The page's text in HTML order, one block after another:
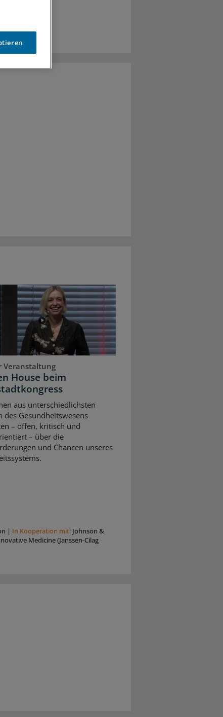
Veranstaltung
House beim
aus unterschiedlichsten
des Gesundheitswesens
– offen, kritisch und
– über die
und Chancen unseres
| In Kooperation mit: Johnson &
Medicine (Janssen-Cilag